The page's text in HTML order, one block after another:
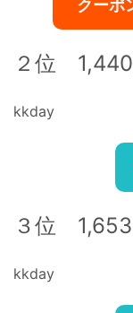
クーポ
２位
kkday
３位
kkday